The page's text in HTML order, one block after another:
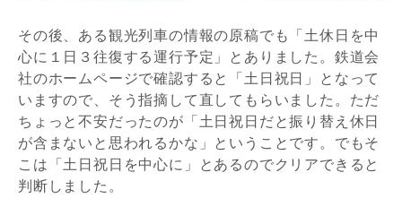
その後、ある観光列車の情報の原稿でも「土休日を中
心に１日３往復する運行予定」とありました。鉄道会
社のホームページで確認すると「土日祝日」となって
いますので、そう指摘して直してもらいました。ただ
ちょっと不安だったのが「土日祝日だと振り替え休日
が含まないと思われるかな」ということです。でもそ
こは「土日祝日を中心に」とあるのでクリアできると
判断しました。